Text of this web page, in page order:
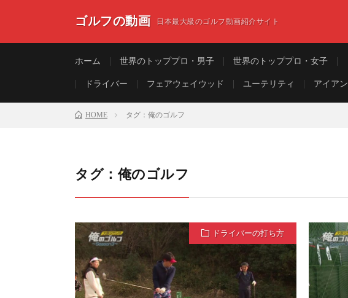
ゴルフの動画 日本最大級のゴルフ動画紹介サイト
ホーム 世界のトッププロ・男子 世界のトッププロ・女子
ドライバー フェアウェイウッド ユーテリティ アイアン
HOME タグ：俺のゴルフ
タグ：俺のゴルフ
ドライバーの打ち方